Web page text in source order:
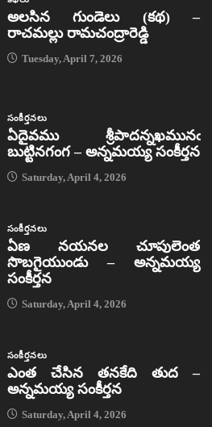
అలసిన గుండెలు (కథ) –
రాచమల్లు రామచంద్రారెడ్డి
Tuesday, April 7, 2026
సంకీర్తనలు
ఏదైవము శ్రీపాదన్నఖమునఁ
బుట్టినగంగ – అన్నమయ్య సంకీర్తన
Saturday, April 4, 2026
సంకీర్తనలు
ఏణ నయనల చూపులెంత
సొబగైయుండు – అన్నమయ్య
సంకీర్తన
Saturday, April 4, 2026
సంకీర్తనలు
ఎంత చేసిన తనకేది తుద –
అన్నమయ్య సంకీర్తన
Saturday, April 4, 2026